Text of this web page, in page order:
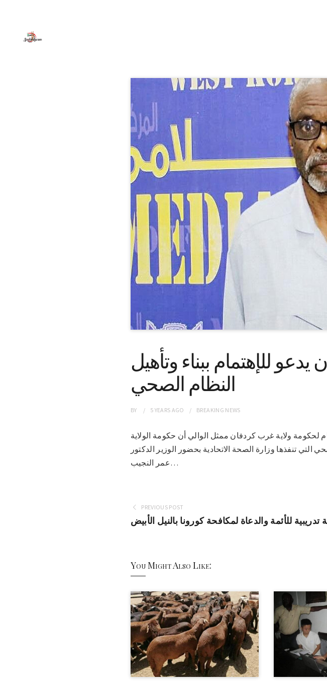
للإهتمام ببناء وتأهيل
النظام الصحي
BY 5 YEARS AGO BREAKING NEWS
العام لحكومة ولاية غرب كردفان ممثل الوالي أن حكومة الولاية
تنفذها وزارة الصحة الاتحادية بحضور الوزير الدكتور
عمر النجيب…
PREVIOUS POST
للأئمة والدعاة لمكافحة كورونا بالنيل الأبيض
You Might Also Like: